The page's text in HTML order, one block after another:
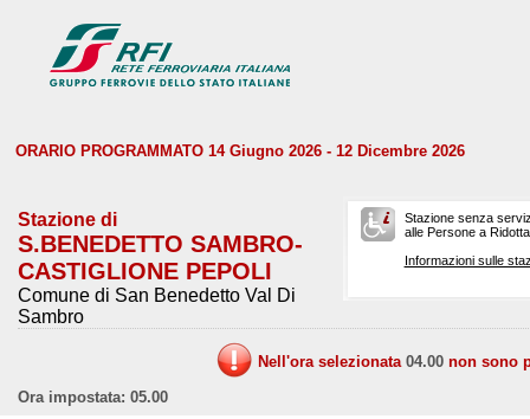
ORARIO PROGRAMMATO 14 Giugno 2026 - 12 Dicembre 2026
Stazione di
S.BENEDETTO SAMBRO-
CASTIGLIONE PEPOLI
Comune di San Benedetto Val Di
Sambro
Stazione senza
alle Persone a
Informazioni sulle
Nell'ora selezionata 04.00 non sono
Ora impostata: 05.00